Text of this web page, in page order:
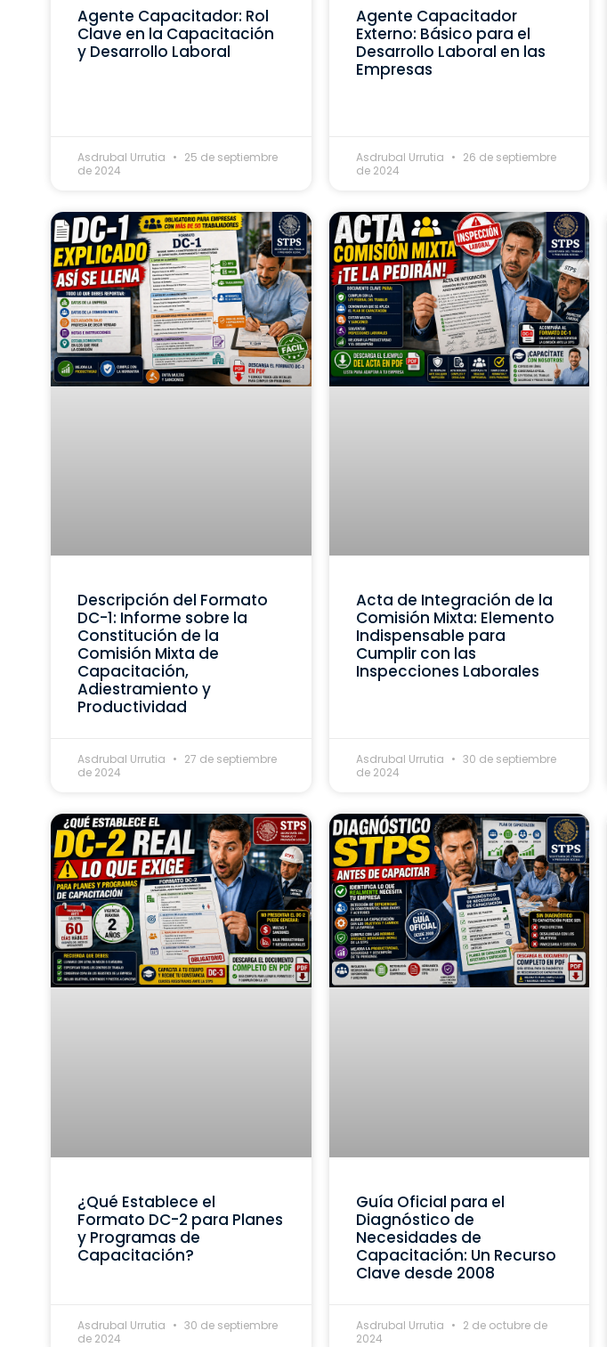
Agente Capacitador: Rol
Clave en la Capacitación
y Desarrollo Laboral
Asdrubal Urrutia
25 de septiembre
de 2024
Agente Capacitador
Externo: Básico para el
Desarrollo Laboral en las
Empresas
Asdrubal Urrutia
26 de septiembre
de 2024
Descripción del Formato
DC-1: Informe sobre la
Constitución de la
Comisión Mixta de
Capacitación,
Adiestramiento y
Productividad
Asdrubal Urrutia
27 de septiembre
de 2024
Acta de Integración de la
Comisión Mixta: Elemento
Indispensable para
Cumplir con las
Inspecciones Laborales
Asdrubal Urrutia
30 de septiembre
de 2024
¿Qué Establece el
Formato DC-2 para Planes
y Programas de
Capacitación?
Asdrubal Urrutia
30 de septiembre
de 2024
Guía Oficial para el
Diagnóstico de
Necesidades de
Capacitación: Un Recurso
Clave desde 2008
Asdrubal Urrutia
2 de octubre de
2024